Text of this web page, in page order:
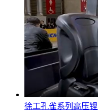
徐工孔雀系列高压